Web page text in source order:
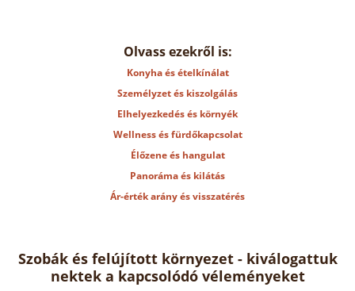
Olvass ezekről is:
Konyha és ételkínálat
Személyzet és kiszolgálás
Elhelyezkedés és környék
Wellness és fürdőkapcsolat
Élőzene és hangulat
Panoráma és kilátás
Ár-érték arány és visszatérés
Szobák és felújított környezet - kiválogattuk
nektek a kapcsolódó véleményeket